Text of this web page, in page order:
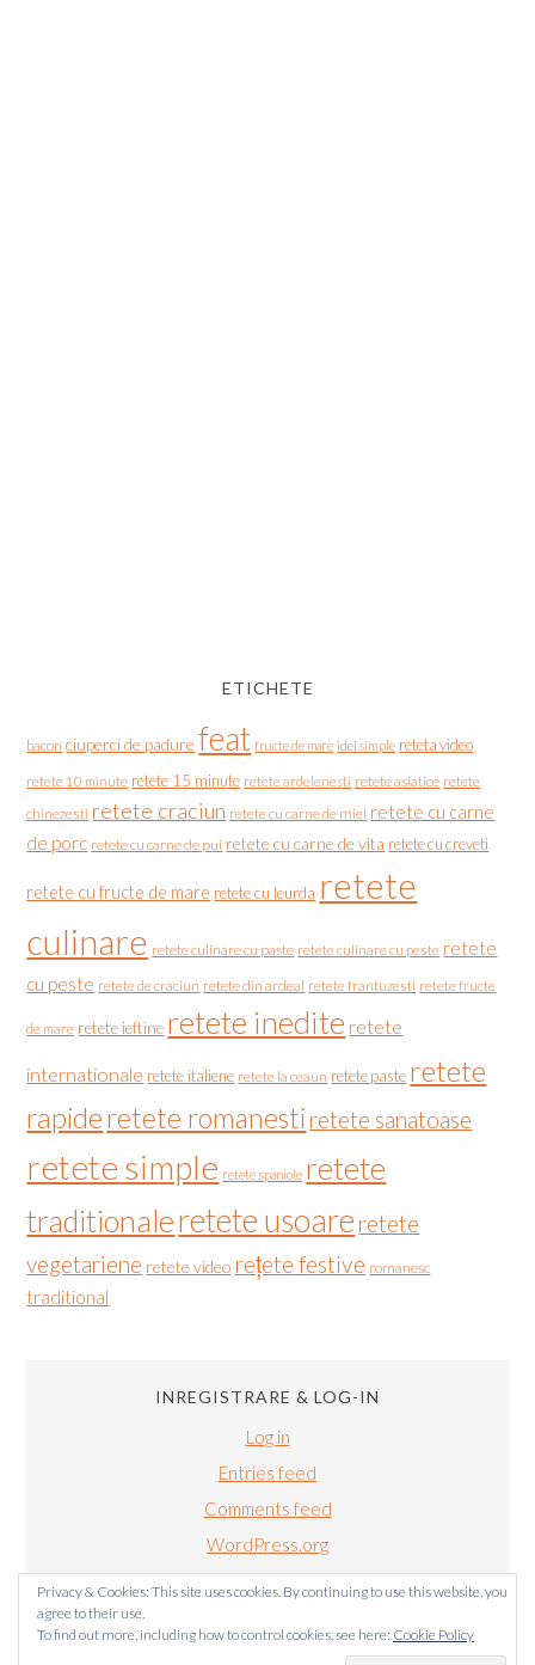
ETICHETE
bacon ciuperci de padure feat fructe de mare idei simple reteta video
retete 10 minute retete 15 minute retete ardelenesti retete asiatice retete
chinezesti retete craciun retete cu carne de miel retete cu carne
de porc retete cu carne de pui retete cu carne de vita retete cu creveti
retete cu fructe de mare retete cu leurda retete
culinare retete culinare cu paste retete culinare cu peste retete
cu peste retete de craciun retete din ardeal retete frantuzesti retete fructe
de mare retete ieftine retete inedite retete
internationale retete italiene retete la ceaun retete paste retete
rapideretete romanesti retete sanatoase
retete simple retete spaniole retete
traditionaleretete usoare retete
vegetariene retete video rețete festive romanesc
traditional
INREGISTRARE & LOG-IN
Log in
Entries feed
Comments feed
WordPress.org
Privacy & Cookies: This site uses cookies. By continuing to use this website, you
agree to their use.
To find out more, including how to control cookies, see here: Cookie Policy